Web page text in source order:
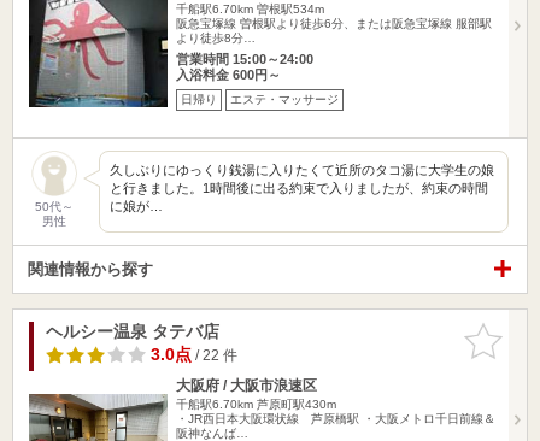
千船駅6.70km 曽根駅534m
阪急宝塚線 曽根駅より徒歩6分、または阪急宝塚線 服部駅
より徒歩8分…
営業時間 15:00～24:00
入浴料金 600円～
日帰り エステ・マッサージ
50代～
男性
久しぶりにゆっくり銭湯に入りたくて近所のタコ湯に大学生の娘
と行きました。1時間後に出る約束で入りましたが、約束の時間
に娘が…
関連情報から探す
お気に入
りに追加
ヘルシー温泉 タテバ店
3.0点/ 22 件
大阪府 / 大阪市浪速区
千船駅6.70km 芦原町駅430m
・JR西日本大阪環状線 芦原橋駅 ・大阪メトロ千日前線＆
阪神なんば…